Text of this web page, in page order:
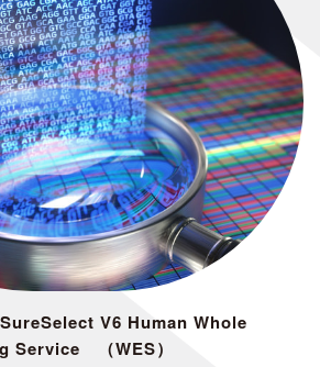
V6 Human Whole
Service （WES）